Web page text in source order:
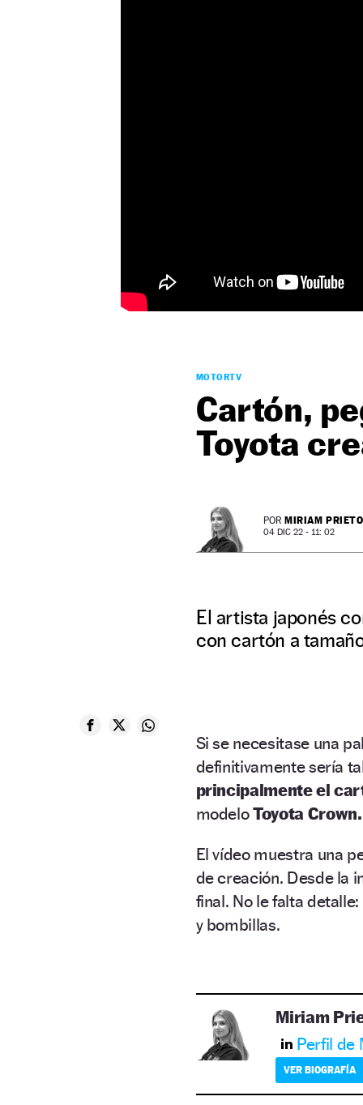
MOTORTV
Cartón,
Toyota
POR MIRIAM PRIETO
04 DIC 22 - 11: 02
El artista japonés
con cartón a
Si se necesitase una
definitivamente sería
principalmente el
modeloToyota Crown.
El vídeo muestra una
de creación. Desde la
final. No le falta detalle:
y bombillas.
Miriam
Perfil de
VER BIOGRAFÍA